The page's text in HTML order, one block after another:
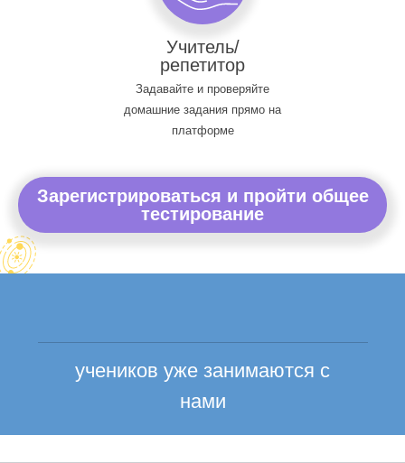
Учитель/
репетитор
Задавайте и проверяйте
домашние задания прямо на
платформе
Зарегистрироваться и пройти общее
тестирование
учеников уже занимаются с
нами